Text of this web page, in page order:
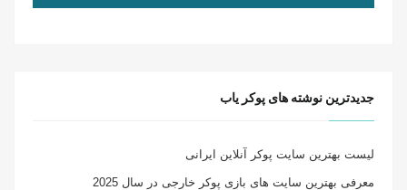
جدیدترین نوشته های پوکر یاب
لیست بهترین سایت پوکر آنلاین ایرانی
معرفی بهترین سایت های بازی پوکر خارجی در سال 2025